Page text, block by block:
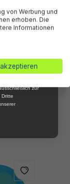
von Werbung und
erhoben. Die
Informationen
per E-
zur